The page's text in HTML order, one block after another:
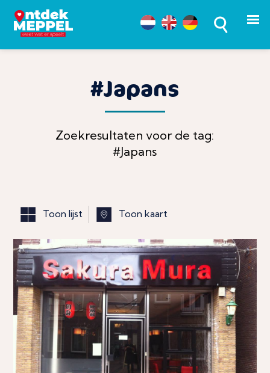
#Japans
Zoekresultaten voor de tag:
#Japans
Toon lijst Toon kaart